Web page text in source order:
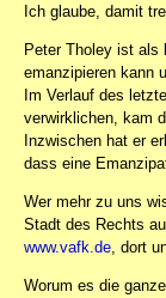
Ich glaube, damit
Peter Tholey ist als
emanzipieren kann
Im Verlauf des
verwirklichen, kam
Inzwischen hat er
dass eine
Wer mehr zu uns
Stadt des Rechts
www.vafk.de, dort
Worum es die